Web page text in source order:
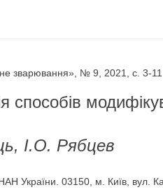
зварювання», № 9, 2021, с. 3-11
способів
І.О. Рябцев
України. 03150, м. Київ, вул.